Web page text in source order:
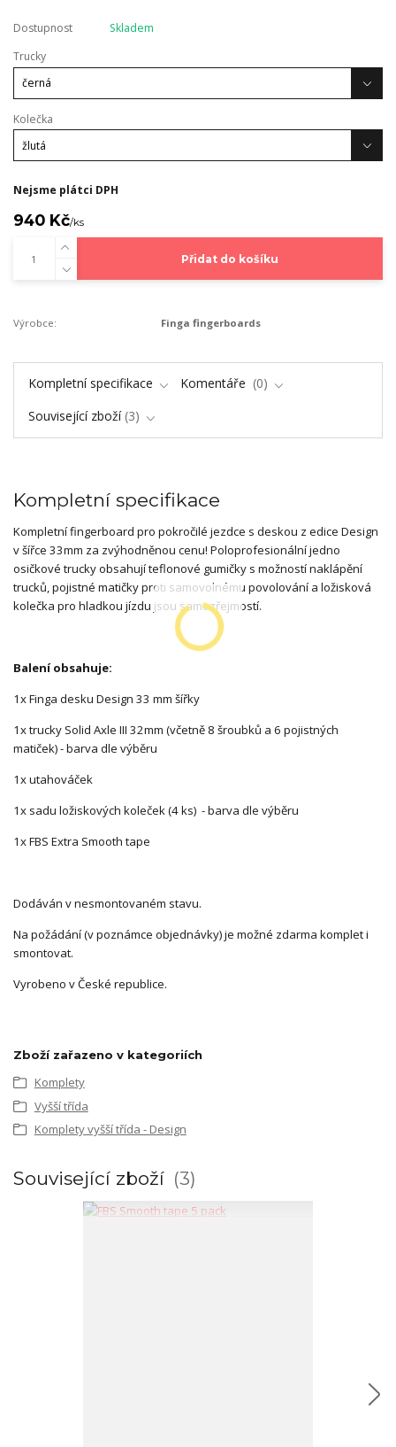
Dostupnost
Skladem
Trucky
Kolečka
Nejsme plátci DPH
940 Kč/ks
Přidat do košíku
Výrobce: Finga fingerboards
Kompletní specifikace Komentáře
0
Související zboží 3
Kompletní specifikace
Kompletní fingerboard pro pokročilé jezdce s deskou z edice Design
v šířce 33mm za zvýhodněnou cenu! Poloprofesionální jedno
osičkové trucky obsahují teflonové gumičky s možností naklápění
trucků, pojistné matičky proti samovolnému povolování a ložisková
kolečka pro hladkou jízdu jsou samozřejmostí.
Balení obsahuje:
1x Finga desku Design 33 mm šířky
1x trucky Solid Axle III 32mm (včetně 8 šroubků a 6 pojistných
matiček) - barva dle výběru
1x utahováček
1x sadu ložiskových koleček (4 ks) - barva dle výběru
1x FBS Extra Smooth tape
Dodáván v nesmontovaném stavu.
Na požádání (v poznámce objednávky) je možné zdarma komplet i
smontovat.
Vyrobeno v České republice.
Zboží zařazeno v kategoriích
Komplety
Vyšší třída
Komplety vyšší třída - Design
Související zboží 3